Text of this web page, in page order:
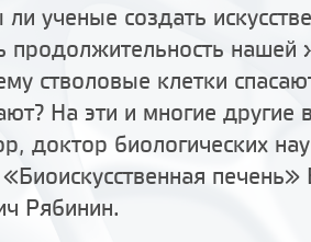
ученые создать
продолжительность нашей
стволовые клетки
На эти и многие другие
доктор биологических
печень»
Рябинин.